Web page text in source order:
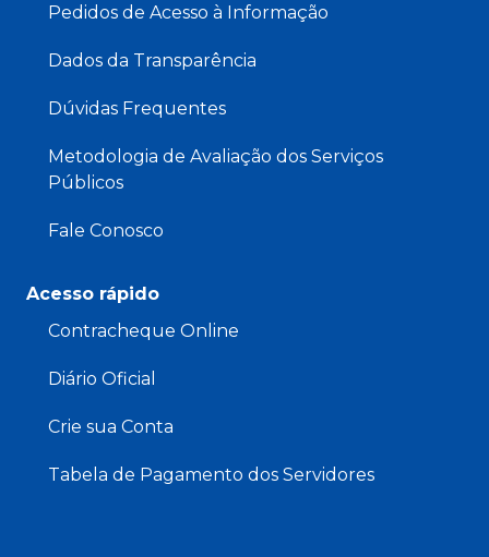
Pedidos de Acesso à Informação
Dados da Transparência
Dúvidas Frequentes
Metodologia de Avaliação dos Serviços
Públicos
Fale Conosco
Acesso rápido
Contracheque Online
Diário Oficial
Crie sua Conta
Tabela de Pagamento dos Servidores